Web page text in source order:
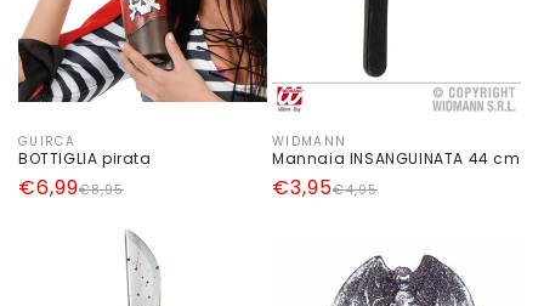
Produttore:
GUIRCA
BOTTIGLIA pirata
Prezzo€8,95
Prezzo
€6,99
Produttore:
WIDMANN
Mannaia INSANGUINATA 44 cm
Prezzo€4,95
Prezzo
€3,95